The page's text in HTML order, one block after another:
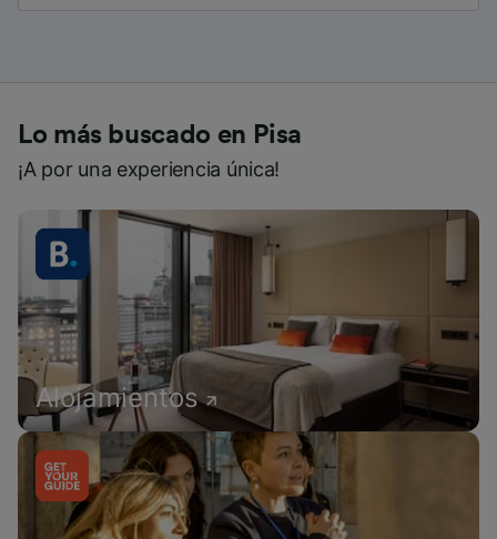
Lo más buscado en Pisa
¡A por una experiencia única!
Alojamientos